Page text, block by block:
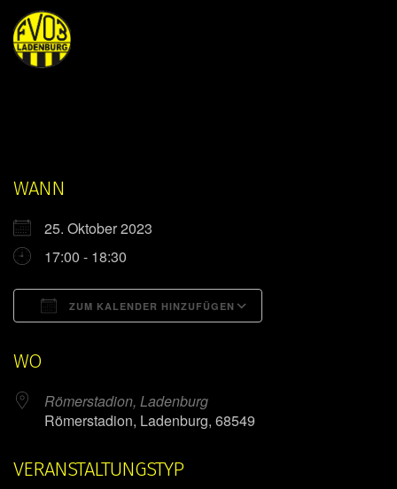
WANN
25. Oktober 2023
17:00 - 18:30
ZUM KALENDER HINZUFÜGEN
WO
Römerstadion, Ladenburg
Römerstadion, Ladenburg, 68549
VERANSTALTUNGSTYP